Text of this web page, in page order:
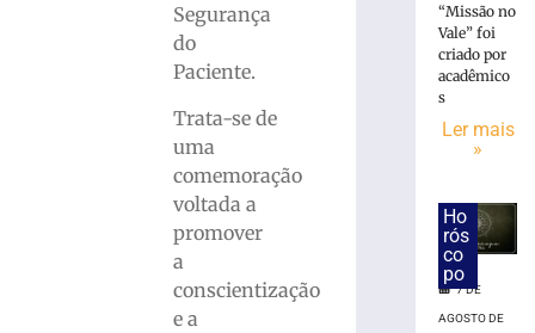
Segurança
do
Paciente.
Trata-se de
uma
comemoração
voltada a
promover
a
conscientização
e a
litoral
indenizará
jovem
perdeu
testículo
atraso
diagnóstico
médico
“Missão no
Vale” foi
criado por
acadêmico
s
Ler mais
»
Ho
rós
co
po
7 DE
AGOSTO DE